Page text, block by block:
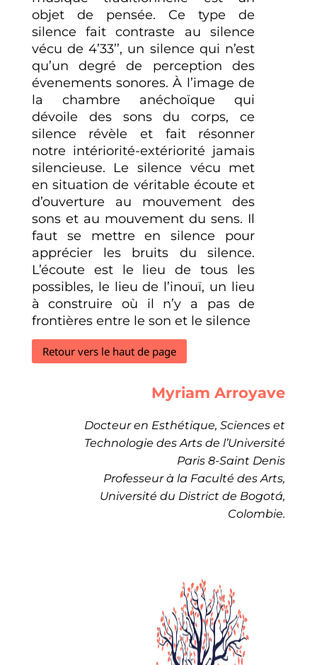
objet de pensée. Ce type de
silence fait contraste au silence
vécu de 4’33’’, un silence qui n’est
qu’un degré de perception des
évenements sonores. À l’image de
la chambre anéchoïque qui
dévoile des sons du corps, ce
silence révèle et fait résonner
notre intériorité-extériorité jamais
silencieuse. Le silence vécu met
en situation de véritable écoute et
d’ouverture au mouvement des
sons et au mouvement du sens. Il
faut se mettre en silence pour
apprécier les bruits du silence.
L’écoute est le lieu de tous les
possibles, le lieu de l’inouï, un lieu
à construire où il n’y a pas de
frontières entre le son et le silence
Retour vers le haut de page
Myriam Arroyave
Docteur en Esthétique, Sciences et
Technologie des Arts de l’Université
Paris 8-Saint Denis
Professeur à la Faculté des Arts,
Université du District de Bogotá,
Colombie.